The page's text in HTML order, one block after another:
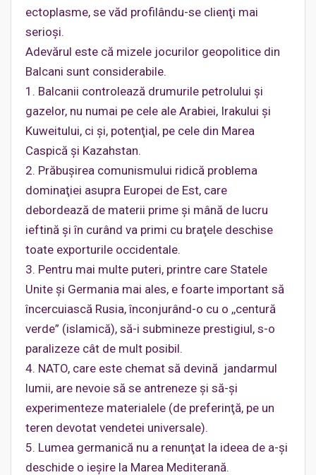
ectoplasme, se văd profilându-se clienţi mai
serioşi.
Adevărul este că mizele jocurilor geopolitice din
Balcani sunt considerabile.
1. Balcanii controlează drumurile petrolului şi
gazelor, nu numai pe cele ale Arabiei, Irakului şi
Kuweitului, ci şi, potenţial, pe cele din Marea
Caspică şi Kazahstan.
2. Prăbuşirea comunismului ridică problema
dominaţiei asupra Europei de Est, care
debordează de materii prime şi mână de lucru
ieftină şi în curând va primi cu braţele deschise
toate exporturile occidentale.
3. Pentru mai multe puteri, printre care Statele
Unite şi Germania mai ales, e foarte important să
încercuiască Rusia, înconjurând-o cu o ,,centură
verde” (islamică), să-i submineze prestigiul, s-o
paralizeze cât de mult posibil.
4. NATO, care este chemat să devină jandarmul
lumii, are nevoie să se antreneze şi să-şi
experimenteze materialele (de preferinţă, pe un
teren devotat vendetei universale).
5. Lumea germanică nu a renunţat la ideea de a-şi
deschide o ieşire la Marea Mediterană.